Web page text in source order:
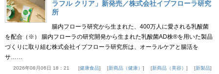
ラフル クリア」新発売／株式会社イブフローラ研究
所
腸内フローラ研究から生まれた、400万人に愛される乳酸菌
を配合（※） 腸内フローラの研究開発から生まれた乳酸菌AD株®を用いた製品
づくりに取り組む株式会社イブフローラ研究所は、オーラルケアと腸活を
サ……
2026年08月06日 18：21 健康食品 新商品（健康） 新商品（美容） 新製品